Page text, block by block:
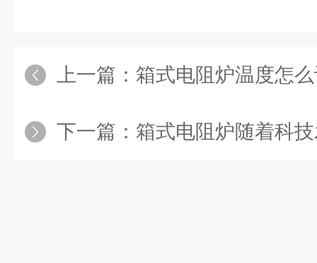
上一篇： 箱式电阻炉温度怎
下一篇： 箱式电阻炉随着科